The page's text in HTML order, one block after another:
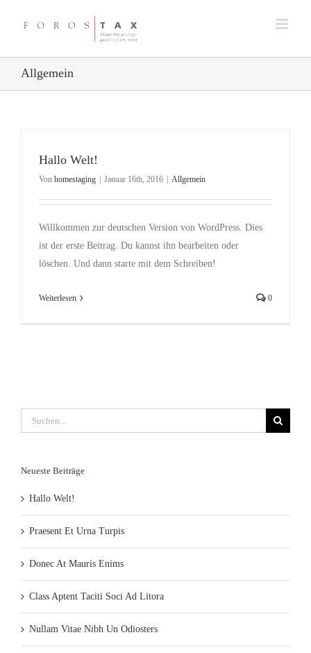
Allgemein
Hallo Welt!
Von homestaging Januar 16th, 2016 Allgemein
Willkommen zur deutschen Version von WordPress. Dies
ist der erste Beitrag. Du kannst ihn bearbeiten oder
löschen. Und dann starte mit dem Schreiben!
Weiterlesen 0
Suche
nach:
Neueste Beiträge
Hallo Welt!
Praesent Et Urna Turpis
Donec At Mauris Enims
Class Aptent Taciti Soci Ad Litora
Nullam Vitae Nibh Un Odiosters